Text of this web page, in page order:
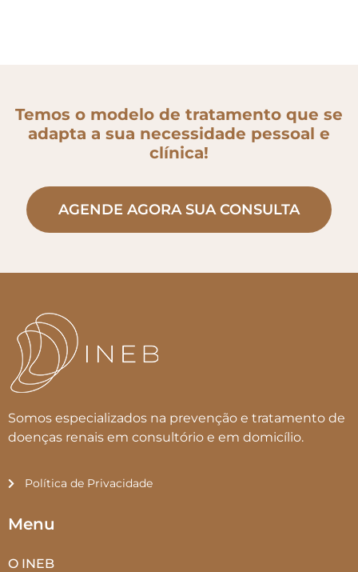
Temos o modelo de tratamento que se
adapta a sua necessidade pessoal e
clínica!
AGENDE AGORA SUA CONSULTA
Somos especializados na prevenção e tratamento de
doenças renais em consultório e em domicílio.
Política de Privacidade
Menu
O INEB